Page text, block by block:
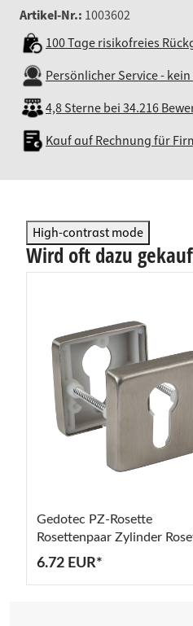
Artikel-Nr.: 1003602
100 Tage risikofreies
Persönlicher Service -
4,8 Sterne bei 34.216
Kauf auf Rechnung für
High-contrast mode
Wird oft dazu
Gedotec PZ-Rosette
Rosettenpaar Zylinder
Edelstahl matt eckig STEEL
6.72 EUR*